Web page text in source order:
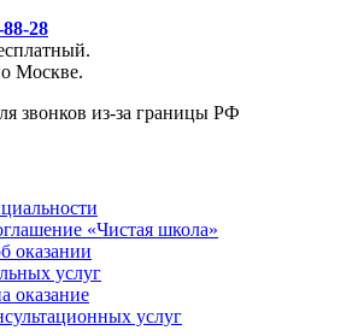
28
Москве.
звонков из-за границы РФ
«Чистая школа»
оказании
услуг
оказание
услуг